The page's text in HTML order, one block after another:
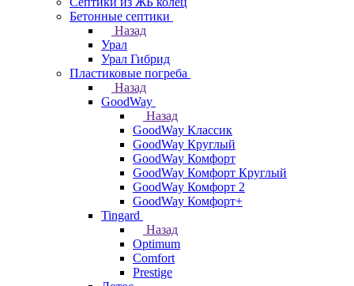
Бетонные септики
Назад
Урал
Урал Гибрид
Пластиковые погреба
Назад
GoodWay
Назад
GoodWay Классик
GoodWay Круглый
GoodWay Комфорт
GoodWay Комфорт Круглый
GoodWay Комфорт 2
GoodWay Комфорт+
Tingard
Назад
Optimum
Comfort
Prestige